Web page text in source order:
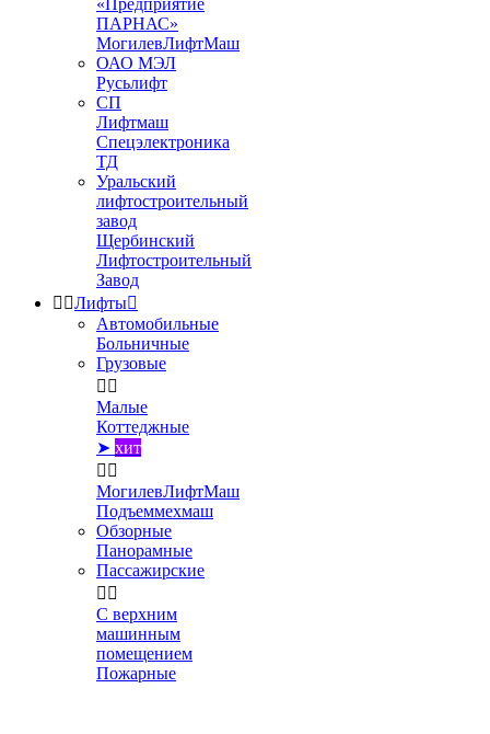
«Предприятие
ПАРНАС»
МогилевЛифтМаш
ОАО МЭЛ
Русьлифт
СП
Лифтмаш
Спецэлектроника
ТД
Уральский
лифтостроительный
завод
Щербинский
Лифтостроительный
Завод
 Лифты
Автомобильные
Больничные
Грузовые
 
Малые
Коттеджные
➤ хит
 
МогилевЛифтМаш
Подъеммехмаш
Обзорные
Панорамные
Пассажирские
 
С верхним
машинным
помещением
Пожарные